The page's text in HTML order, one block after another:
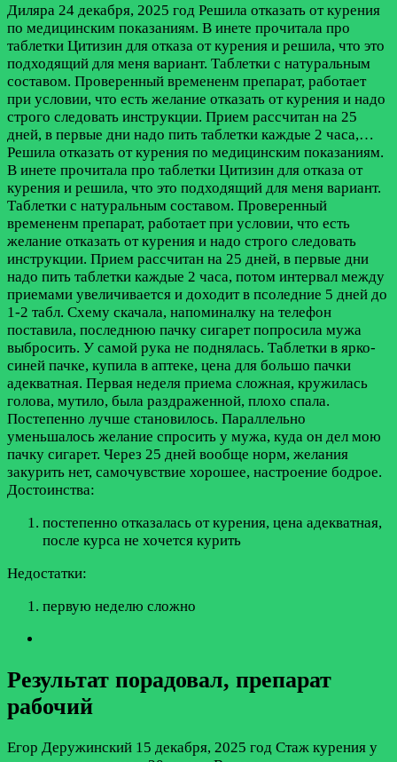
Диляра 24 декабря, 2025 год Решила отказать от курения
по медицинским показаниям. В инете прочитала про
таблетки Цитизин для отказа от курения и решила, что это
подходящий для меня вариант. Таблетки с натуральным
составом. Проверенный времененм препарат, работает
при условии, что есть желание отказать от курения и надо
строго следовать инструкции. Прием рассчитан на 25
дней, в первые дни надо пить таблетки каждые 2 часа,…
Решила отказать от курения по медицинским показаниям.
В инете прочитала про таблетки Цитизин для отказа от
курения и решила, что это подходящий для меня вариант.
Таблетки с натуральным составом. Проверенный
времененм препарат, работает при условии, что есть
желание отказать от курения и надо строго следовать
инструкции. Прием рассчитан на 25 дней, в первые дни
надо пить таблетки каждые 2 часа, потом интервал между
приемами увеличивается и доходит в псоледние 5 дней до
1-2 табл. Схему скачала, напоминалку на телефон
поставила, последнюю пачку сигарет попросила мужа
выбросить. У самой рука не поднялась. Таблетки в ярко-
синей пачке, купила в аптеке, цена для большо пачки
адекватная. Первая неделя приема сложная, кружилась
голова, мутило, была раздраженной, плохо спала.
Постепенно лучше становилось. Параллельно
уменьшалось желание спросить у мужа, куда он дел мою
пачку сигарет. Через 25 дней вообще норм, желания
закурить нет, самочувствие хорошее, настроение бодрое.
Достоинства:
постепенно отказалась от курения, цена адекватная,
после курса не хочется курить
Недостатки:
первую неделю сложно
Результат порадовал, препарат
рабочий
Егор Деружинский 15 декабря, 2025 год Стаж курения у